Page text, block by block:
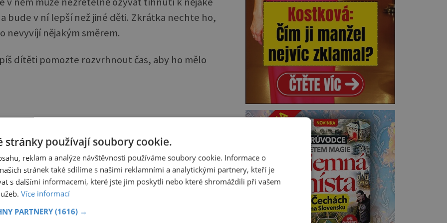
bude v ní lepší než jiné děti. Zkrátka nechte ho,
nevyvíjí nějakým směrem.
dítěti pomozte rozvrhnout čas, aby ho mělo
prostřednictvím zájmových kroužků
a najít si tu pravou pro sebe. Není to
Lawrence uvádí kolekci PrimaLuna od
Longines není žádným nováčkem, nyní je však
stránky používají soubory cookie.
reklam a analýze návštěvnosti používáme soubory cookie. Informace o
stránek také sdílíme s našimi reklamními a analytickými partnery, kteří je
s dalšími informacemi, které jste jim poskytli nebo které shromáždili při vašem
Více informací
PARTNERY (1616) →